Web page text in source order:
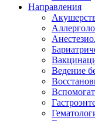
Направления
Ведение